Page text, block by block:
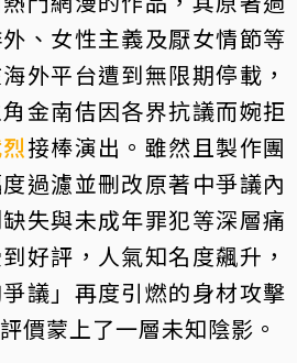
、女性主義及厭女情節等
外平台遭到無限期停載，
金南佶因各界抗議而婉拒
接棒演出。雖然且製作團
過濾並刪改原著中爭議內
失與未成年罪犯等深層痛
好評，人氣知名度飆升，
議」再度引燃的身材攻擊
價蒙上了一層未知陰影。